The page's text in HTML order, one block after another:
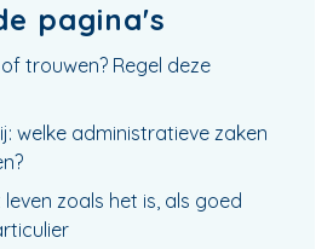
pagina's
trouwen? Regel deze
welke administratieve zaken
leven zoals het is, als goed